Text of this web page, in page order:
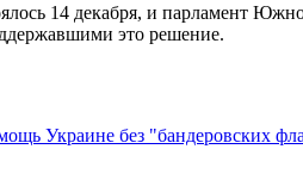
14 декабря, и парламент
это решение.